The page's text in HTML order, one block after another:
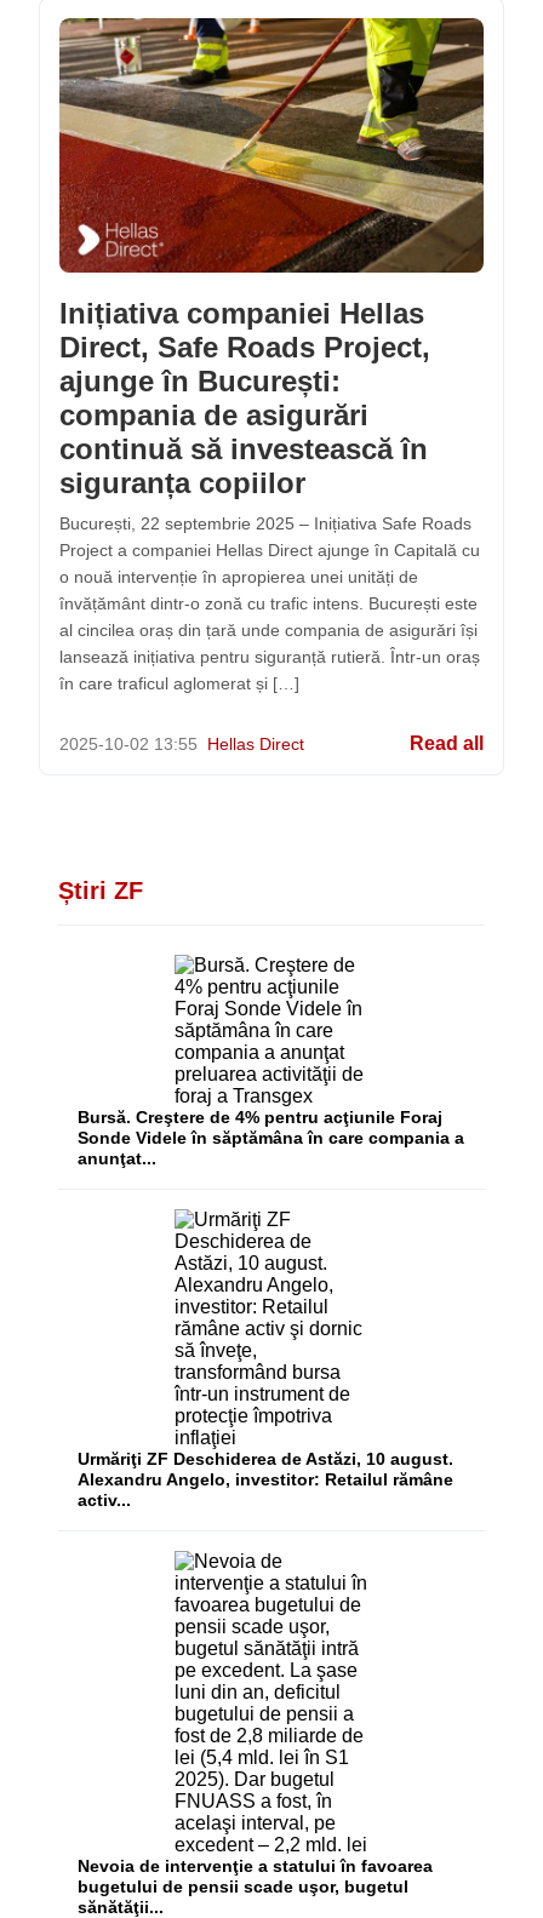
Știri ZF
Bursă. Creştere de 4% pentru acţiunile Foraj
Sonde Videle în săptămâna în care compania a
anunţat...
Urmăriţi ZF Deschiderea de Astăzi, 10 august.
Alexandru Angelo, investitor: Retailul rămâne
activ...
Nevoia de intervenţie a statului în favoarea
bugetului de pensii scade uşor, bugetul
sănătăţii...
Inițiativa companiei Hellas
Direct, Safe Roads Project,
ajunge în București:
compania de asigurări
continuă să investească în
siguranța copiilor
București, 22 septembrie 2025 – Inițiativa Safe Roads
Project a companiei Hellas Direct ajunge în Capitală cu
o nouă intervenție în apropierea unei unități de
învățământ dintr-o zonă cu trafic intens. București este
al cincilea oraș din țară unde compania de asigurări își
lansează inițiativa pentru siguranță rutieră. Într-un oraș
în care traficul aglomerat și […]
2025-10-02 13:55 Hellas Direct Read all